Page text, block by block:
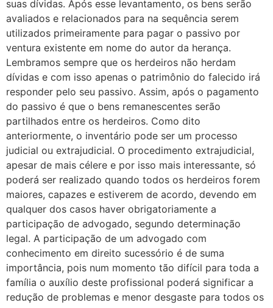
suas dívidas. Após esse levantamento, os bens serão
avaliados e relacionados para na sequência serem
utilizados primeiramente para pagar o passivo por
ventura existente em nome do autor da herança.
Lembramos sempre que os herdeiros não herdam
dívidas e com isso apenas o patrimônio do falecido irá
responder pelo seu passivo. Assim, após o pagamento
do passivo é que o bens remanescentes serão
partilhados entre os herdeiros. Como dito
anteriormente, o inventário pode ser um processo
judicial ou extrajudicial. O procedimento extrajudicial,
apesar de mais célere e por isso mais interessante, só
poderá ser realizado quando todos os herdeiros forem
maiores, capazes e estiverem de acordo, devendo em
qualquer dos casos haver obrigatoriamente a
participação de advogado, segundo determinação
legal. A participação de um advogado com
conhecimento em direito sucessório é de suma
importância, pois num momento tão difícil para toda a
família o auxílio deste profissional poderá significar a
redução de problemas e menor desgaste para todos os